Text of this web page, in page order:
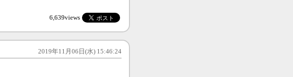
6,639views
2019年11月06日(水) 15:46:24